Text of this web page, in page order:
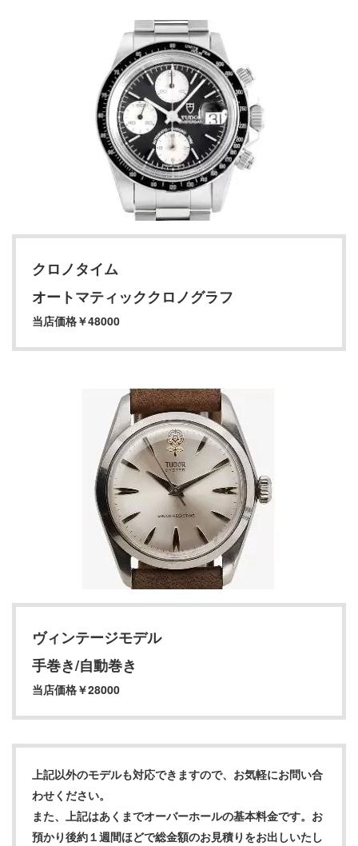
クロノタイム
オートマティッククロノグラフ
当店価格￥48000
ヴィンテージモデル
手巻き/自動巻き
当店価格￥28000
上記以外のモデルも対応できますので、お気軽にお問い合
わせください。
また、上記はあくまでオーバーホールの基本料金です。お
預かり後約１週間ほどで総金額のお見積りをお出しいたし